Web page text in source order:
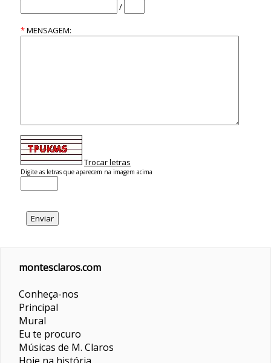
/
*MENSAGEM:
Trocar letras
Digite as letras que aparecem na imagem acima
montesclaros.com
Conheça-nos
Principal
Mural
Eu te procuro
Músicas de M. Claros
Hoje na história